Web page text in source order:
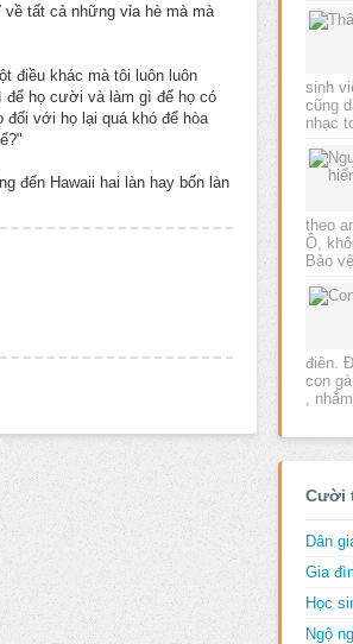
tất cả những vỉa hè mà mà
điều khác mà tôi luôn luôn
họ cười và làm gì để họ có
với họ lại quá khó để hòa
đến Hawaii hai làn hay bốn làn
sinh
cũng
nhạc
theo
Ồ,
Bảo
điên.
con
,
Cười
Dân
Gia
Học
Ngộ